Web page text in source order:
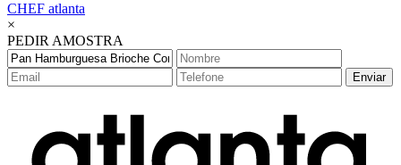
CHEF atlanta
×
PEDIR AMOSTRA
Enviar